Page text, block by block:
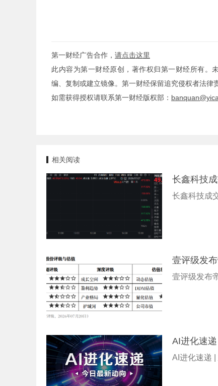
第一财经广告合作， 请点击这里
此内容为第一财经原创，著作权归第一财经所有。
编、复制或建立镜像。第一财经保留追究侵权者法律
如需获得授权请联系第一财经版权部：
相关阅读
长鑫科技
长鑫科技成
壹评级发
壹评级发布
AI进化速
AI进化速递